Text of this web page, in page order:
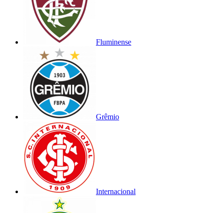
Fluminense
Grêmio
Internacional